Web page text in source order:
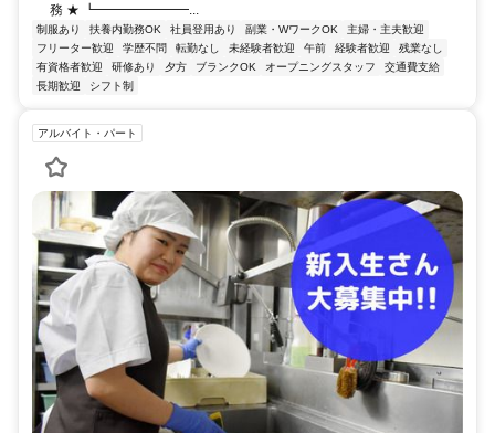
務 ★ ┗━━━━━━━...
制服あり 扶養内勤務OK 社員登用あり 副業・WワークOK
主婦・主夫歓迎
フリーター歓迎
学歴不問 転勤なし 未経験者歓迎 午前 経験者歓迎
残業なし
有資格者歓迎
研修あり 夕方 ブランクOK オープニングスタッフ
交通費支給
長期歓迎
シフト制
アルバイト・パート